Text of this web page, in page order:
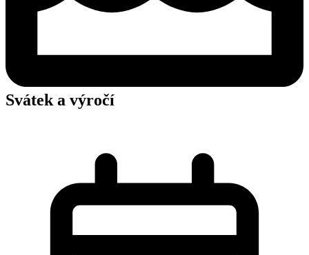
Svátek a výročí